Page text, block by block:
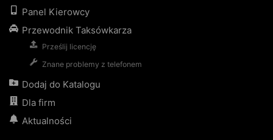
Panel Kierowcy
Przewodnik Taksówkarza
Prześlij licencję
Znane problemy z telefonem
Dodaj do Katalogu
Dla firm
Aktualności